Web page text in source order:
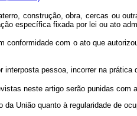
construção, obra, cercas ou
específica fixada por lei ou
com o ato que
interposta pessoa, incorrer na
neste artigo serão
da União quanto à